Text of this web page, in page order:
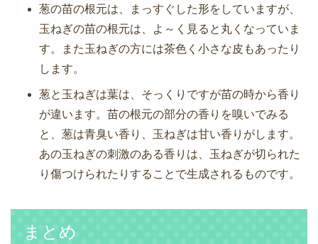
葱の苗の根元は、まっすぐした形をしていますが、
玉ねぎの苗の根元は、よ～く見ると丸くなっていま
す。また玉ねぎの方には茶色く小さな皮もあったり
します。
葱と玉ねぎは葉は、そっくりですが苗の時から香り
が違います。苗の根元の部分の香りを嗅いでみる
と、葱は青臭い香り、玉ねぎは甘い香りがします。
あの玉ねぎの刺激のある香りは、玉ねぎが切られた
り傷つけられたりすることで生成されるものです。
まとめ